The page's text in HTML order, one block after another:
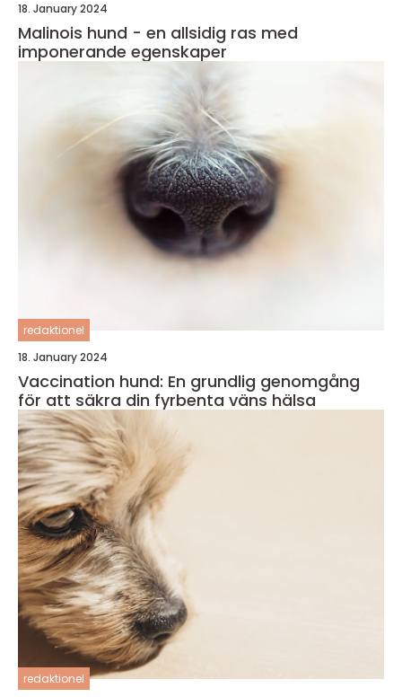
18. January 2024
Malinois hund - en allsidig ras med
imponerande egenskaper
redaktionel
18. January 2024
Vaccination hund: En grundlig genomgång
för att säkra din fyrbenta väns hälsa
redaktionel